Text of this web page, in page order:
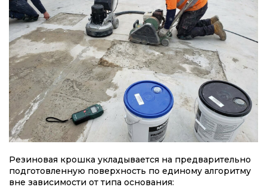
Резиновая крошка укладывается на предварительно
подготовленную поверхность по единому алгоритму
вне зависимости от типа основания: